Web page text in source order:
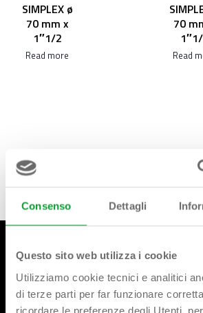
Consenso Dettagli
Questo sito web utilizza i cookie
Utilizziamo cookie tecnici e analitici
di terze parti per far funzionare
ricordare le preferenze degli Utenti.
SIMPLEX ø
70 mm x
1″1/2
Read more
70
Read